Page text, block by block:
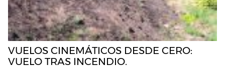
VUELOS CINEMÁTICOS DESDE CERO:
VUELO TRAS INCENDIO.